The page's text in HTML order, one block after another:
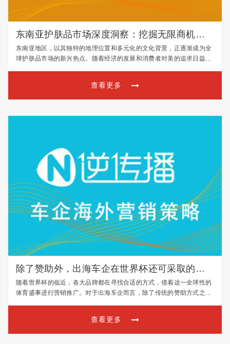
东南亚护肤品市场深度洞察：挖掘无限商机的
掘金之旅
东南亚地区，以其独特的地理位置和多元化的文化背景，正逐渐成为全
球护肤品市场的新兴热点。随着经济的发展和消费者对美的追求日益增
查看更多
除了赞助外，出海车企在世界杯还可采取的营
销策略
随着世界杯的临近，各大品牌都在寻找合适的方式，借着这一全球性的
体育盛事进行营销推广。对于出海车企而言，除了传统的赞助方式之
查看更多